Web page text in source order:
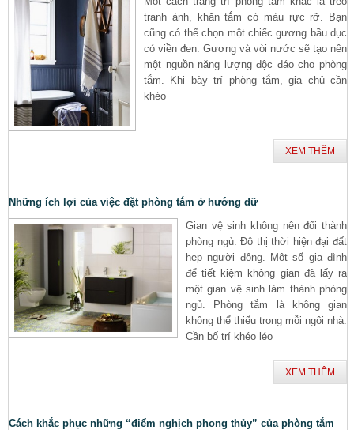
tranh ảnh, khăn tắm có màu rực rỡ. Bạn
cũng có thể chọn một chiếc gương bầu dục
có viền đen. Gương và vòi nước sẽ tạo nên
một nguồn năng lượng độc đáo cho phòng
tắm. Khi bày trí phòng tắm, gia chủ cần
khéo
XEM THÊM
Những ích lợi của việc đặt phòng tắm ở hướng dữ
Gian vệ sinh không nên đổi thành
phòng ngủ. Đô thị thời hiện đại đất
hẹp người đông. Một số gia đình
để tiết kiệm không gian đã lấy ra
một gian vệ sinh làm thành phòng
ngủ. Phòng tắm là không gian
không thể thiếu trong mỗi ngôi nhà.
Cần bố trí khéo léo
XEM THÊM
Cách khắc phục những “điểm nghịch phong thủy” của phòng tắm